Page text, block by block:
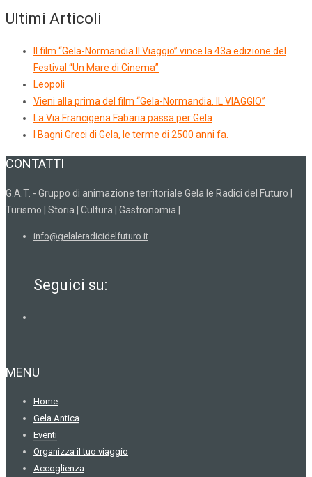
Ultimi Articoli
Il film “Gela-Normandia.Il Viaggio” vince la 43a edizione del
Festival “Un Mare di Cinema”
Leopoli
Vieni alla prima del film “Gela-Normandia. IL VIAGGIO”
La Via Francigena Fabaria passa per Gela
I Bagni Greci di Gela, le terme di 2500 anni fa.
CONTATTI
G.A.T. - Gruppo di animazione territoriale Gela le Radici del Futuro |
Turismo | Storia | Cultura | Gastronomia |
info@gelaleradicidelfuturo.it
Seguici su:
MENU
Home
Gela Antica
Eventi
Organizza il tuo viaggio
Accoglienza